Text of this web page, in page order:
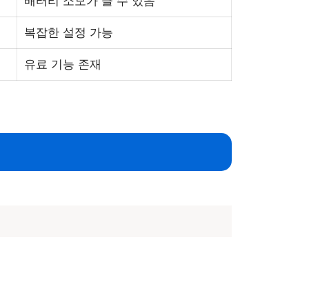
복잡한 설정 가능
유료 기능 존재